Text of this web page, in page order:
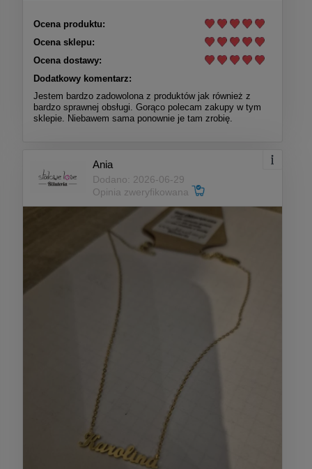
Ocena produktu:
Ocena sklepu:
Ocena dostawy:
Dodatkowy komentarz:
Jestem bardzo zadowolona z produktów jak również z
bardzo sprawnej obsługi. Gorąco polecam zakupy w tym
sklepie. Niebawem sama ponownie je tam zrobię.
Ania
Dodano: 2026-06-29
Opinia zweryfikowana